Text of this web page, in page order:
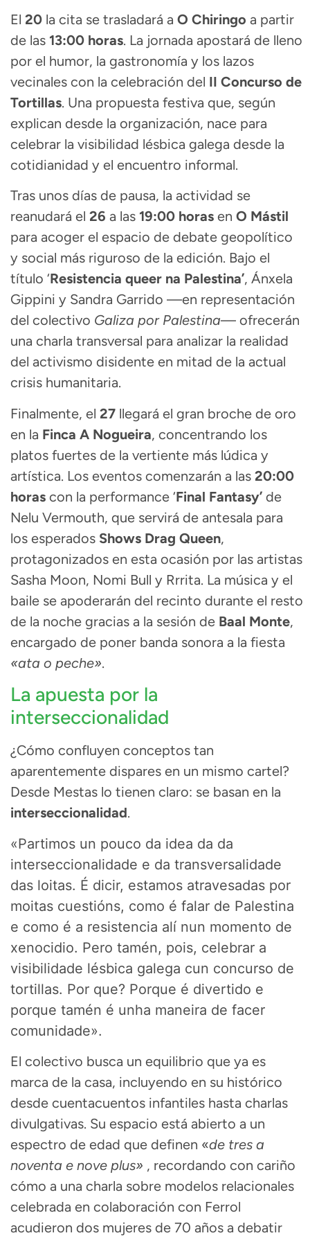
El 20 la cita se trasladará a O Chiringo a partir
de las 13:00 horas. La jornada apostará de lleno
por el humor, la gastronomía y los lazos
vecinales con la celebración del II Concurso de
Tortillas. Una propuesta festiva que, según
explican desde la organización, nace para
celebrar la visibilidad lésbica galega desde la
cotidianidad y el encuentro informal.
Tras unos días de pausa, la actividad se
reanudará el 26 a las 19:00 horas en O Mástil
para acoger el espacio de debate geopolítico
y social más riguroso de la edición. Bajo el
título ‘Resistencia queer na Palestina’, Ánxela
Gippini y Sandra Garrido —en representación
del colectivo Galiza por Palestina— ofrecerán
una charla transversal para analizar la realidad
del activismo disidente en mitad de la actual
crisis humanitaria.
Finalmente, el 27 llegará el gran broche de oro
en la Finca A Nogueira, concentrando los
platos fuertes de la vertiente más lúdica y
artística. Los eventos comenzarán a las 20:00
horas con la performance ‘Final Fantasy’ de
Nelu Vermouth, que servirá de antesala para
los esperados Shows Drag Queen,
protagonizados en esta ocasión por las artistas
Sasha Moon, Nomi Bull y Rrrita. La música y el
baile se apoderarán del recinto durante el resto
de la noche gracias a la sesión de Baal Monte,
encargado de poner banda sonora a la fiesta
«ata o peche».
La apuesta por la
interseccionalidad
¿Cómo confluyen conceptos tan
aparentemente dispares en un mismo cartel?
Desde Mestas lo tienen claro: se basan en la
interseccionalidad.
«Partimos un pouco da idea da da
interseccionalidade e da transversalidade
das loitas. É dicir, estamos atravesadas por
moitas cuestións, como é falar de Palestina
e como é a resistencia alí nun momento de
xenocidio. Pero tamén, pois, celebrar a
visibilidade lésbica galega cun concurso de
tortillas. Por que? Porque é divertido e
porque tamén é unha maneira de facer
comunidade».
El colectivo busca un equilibrio que ya es
marca de la casa, incluyendo en su histórico
desde cuentacuentos infantiles hasta charlas
divulgativas. Su espacio está abierto a un
espectro de edad que definen «de tres a
noventa e nove plus» , recordando con cariño
cómo a una charla sobre modelos relacionales
celebrada en colaboración con Ferrol
acudieron dos mujeres de 70 años a debatir